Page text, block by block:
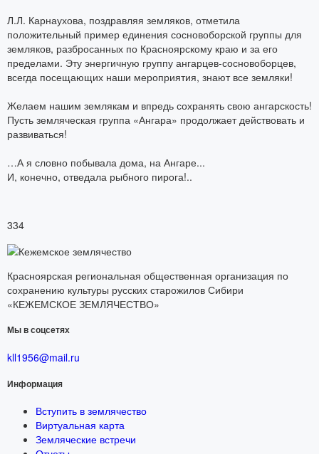
Л.Л. Карнаухова, поздравляя земляков, отметила
положительный пример единения сосновоборской группы для
земляков, разбросанных по Красноярскому краю и за его
пределами. Эту энергичную группу ангарцев-сосновоборцев,
всегда посещающих наши мероприятия, знают все земляки!
Желаем нашим землякам и впредь сохранять свою ангарскость!
Пусть земляческая группа «Ангара» продолжает действовать и
развиваться!
…А я словно побывала дома, на Ангаре...
И, конечно, отведала рыбного пирога!..
334
Красноярская региональная общественная организация по
сохранению культуры русских старожилов Сибири
«КЕЖЕМСКОЕ ЗЕМЛЯЧЕСТВО»
Мы в соцсетях
kll1956@mail.ru
Информация
Вступить в землячество
Виртуальная карта
Земляческие встречи